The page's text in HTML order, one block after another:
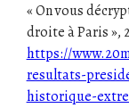
« On vous
droite à Paris »,
https://
resultats-
historique-